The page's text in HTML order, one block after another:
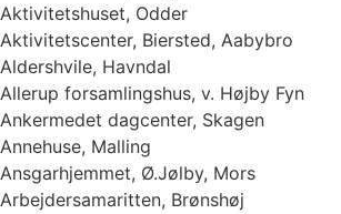
Aktivitetshuset, Odder
Aktivitetscenter, Biersted, Aabybro
Aldershvile, Havndal
Allerup forsamlingshus, v. Højby Fyn
Ankermedet dagcenter, Skagen
Annehuse, Malling
Ansgarhjemmet, Ø.Jølby, Mors
Arbejdersamaritten, Brønshøj